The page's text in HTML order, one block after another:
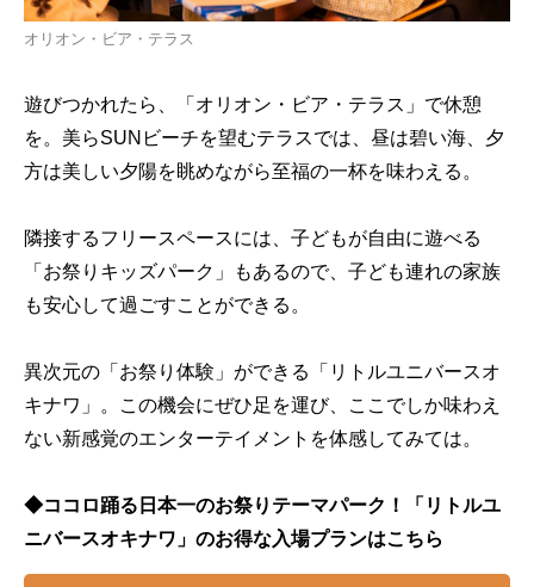
オリオン・ビア・テラス
遊びつかれたら、「オリオン・ビア・テラス」で休憩
を。美らSUNビーチを望むテラスでは、昼は碧い海、夕
方は美しい夕陽を眺めながら至福の一杯を味わえる。
隣接するフリースペースには、子どもが自由に遊べる
「お祭りキッズパーク」もあるので、子ども連れの家族
も安心して過ごすことができる。
異次元の「お祭り体験」ができる「リトルユニバースオ
キナワ」。この機会にぜひ足を運び、ここでしか味わえ
ない新感覚のエンターテイメントを体感してみては。
◆ココロ踊る日本一のお祭りテーマパーク！「リトルユ
ニバースオキナワ」のお得な入場プランはこちら